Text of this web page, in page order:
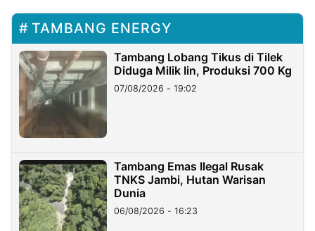
TAMBANG ENERGY
Tambang Lobang Tikus di Tilek
Diduga Milik Iin, Produksi 700 Kg
07/08/2026 - 19:02
Tambang Emas Ilegal Rusak
TNKS Jambi, Hutan Warisan
Dunia
06/08/2026 - 16:23